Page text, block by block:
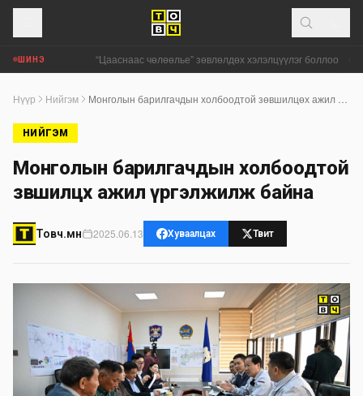
ШИНЭ “Цааснаас чөлөөлье” зөвлөлдөх хэлэлцүүлэг боллоо
Нүүр Нийгэм
НИЙГЭМ
Монголын барилгачдын холбоодтой
зөвшилцөх ажил үргэлжилж байна
Товч.мн 2025.06.13 Хуваалцах Твит